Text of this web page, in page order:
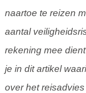
naartoe te reizen
aantal
rekening mee
je in dit artikel
over het